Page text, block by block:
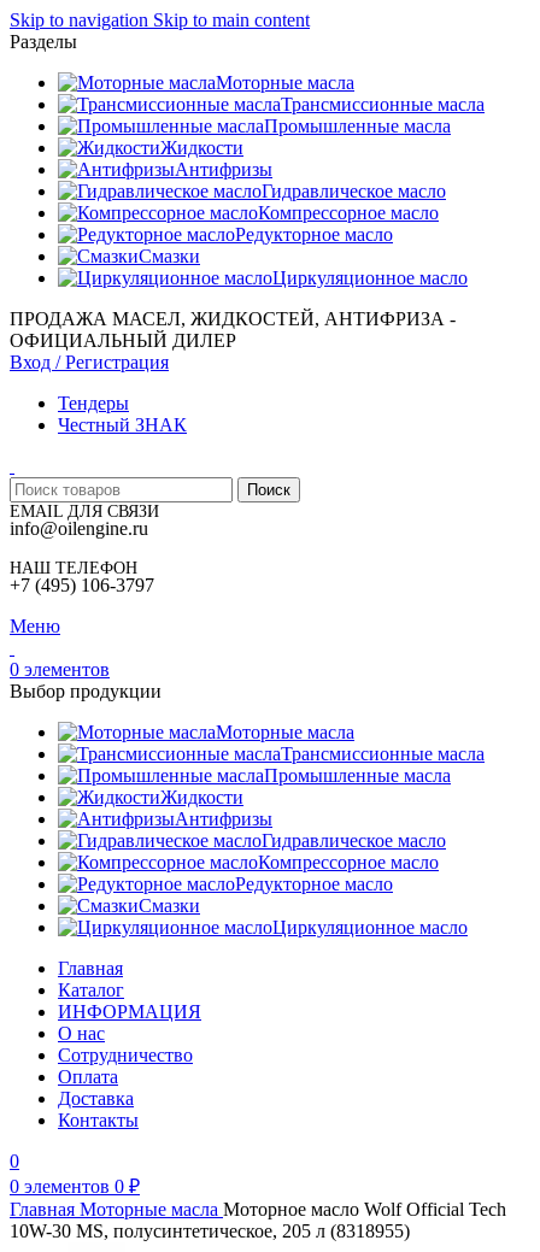
Skip to navigation Skip to main content
Разделы
Моторные масла
Трансмиссионные масла
Промышленные масла
Жидкости
Антифризы
Гидравлическое масло
Компрессорное масло
Редукторное масло
Смазки
Циркуляционное масло
ПРОДАЖА МАСЕЛ, ЖИДКОСТЕЙ, АНТИФРИЗА -
ОФИЦИАЛЬНЫЙ ДИЛЕР
Вход / Регистрация
Тендеры
Честный ЗНАК
Поиск
EMAIL ДЛЯ СВЯЗИ
info@oilengine.ru
НАШ ТЕЛЕФОН
+7 (495) 106-3797
Меню
0 элементов
Выбор продукции
Моторные масла
Трансмиссионные масла
Промышленные масла
Жидкости
Антифризы
Гидравлическое масло
Компрессорное масло
Редукторное масло
Смазки
Циркуляционное масло
Главная
Каталог
ИНФОРМАЦИЯ
О нас
Сотрудничество
Оплата
Доставка
Контакты
0
0 элементов 0 ₽
Главная Моторные масла Моторное масло Wolf Official Tech
10W-30 MS, полусинтетическое, 205 л (8318955)